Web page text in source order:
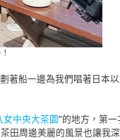
著船一邊為我們唱著日本
女中央大茶園”的地方，第一
田周邊美麗的風景也讓我深